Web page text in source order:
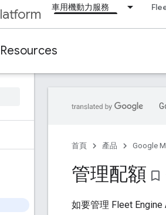
車用機動力服務
Resources
首頁 產品 Google
管理配額 bookmark_border
如要管理 Fleet